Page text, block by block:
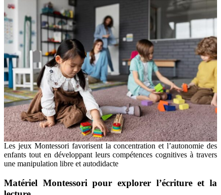
Les jeux Montessori favorisent la concentration et l’autonomie des
enfants tout en développant leurs compétences cognitives à travers
une manipulation libre et autodidacte
Matériel Montessori pour explorer l’écriture et la